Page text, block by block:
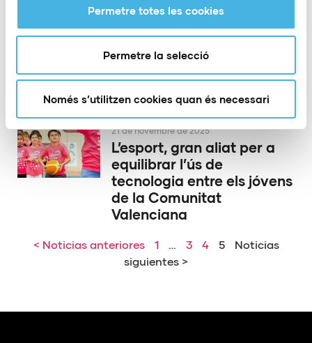
Permetre totes les cookies
Permetre la selecció
Només s’utilitzen cookies quan és necessari
Castelló va coronar a les
campiones del Nacional
Base i la Copa d’Espanya
de gimnasia rítmica per
conjunts
L’esport, gran aliat per a
equilibrar l’ús de
tecnologia entre els jóvens
de la Comunitat
Valenciana
21 de novembre de 2025
< Noticias anteriores 1 … 3 4 5
Noticias
siguientes >